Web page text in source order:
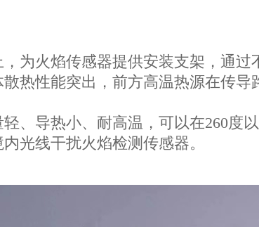
为火焰传感器提供安装支架，通过
热性能突出，前方高温热源在传
、导热小、耐高温，可以在260度
光线干扰火焰检测传感器。